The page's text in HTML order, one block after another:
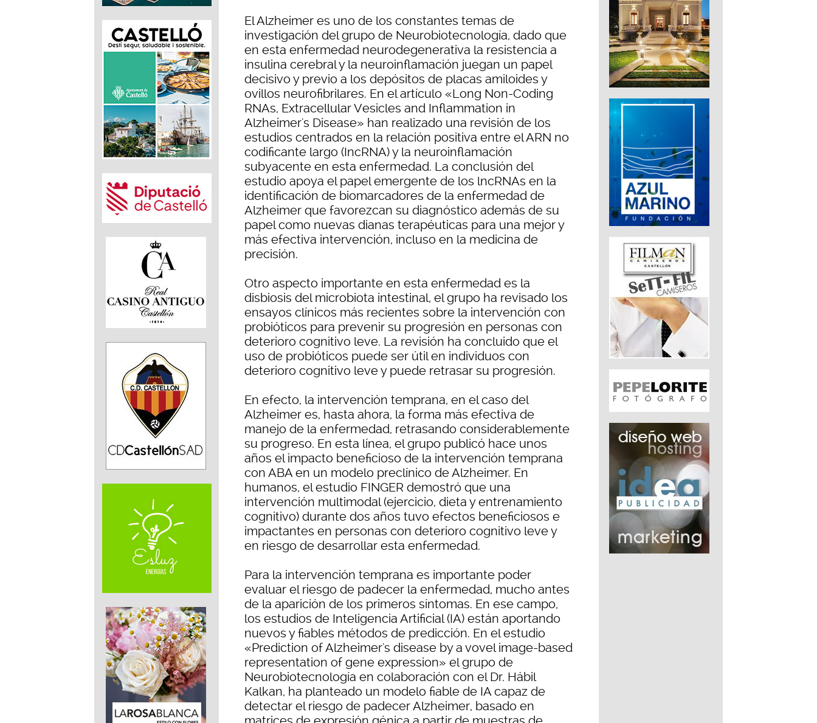
El Alzheimer es uno de los constantes temas de
investigación del grupo de Neurobiotecnología, dado que
en esta enfermedad neurodegenerativa la resistencia a
insulina cerebral y la neuroinflamación juegan un papel
decisivo y previo a los depósitos de placas amiloides y
ovillos neurofibrilares. En el artículo «Long Non-Coding
RNAs, Extracellular Vesicles and Inflammation in
Alzheimer's Disease» han realizado una revisión de los
estudios centrados en la relación positiva entre el ARN no
codificante largo (IncRNA) y la neuroinflamación
subyacente en esta enfermedad. La conclusión del
estudio apoya el papel emergente de los lncRNAs en la
identificación de biomarcadores de la enfermedad de
Alzheimer que favorezcan su diagnóstico además de su
papel como nuevas dianas terapéuticas para una mejor y
más efectiva intervención, incluso en la medicina de
precisión.
Otro aspecto importante en esta enfermedad es la
disbiosis del microbiota intestinal, el grupo ha revisado los
ensayos clínicos más recientes sobre la intervención con
probióticos para prevenir su progresión en personas con
deterioro cognitivo leve. La revisión ha concluido que el
uso de probióticos puede ser útil en individuos con
deterioro cognitivo leve y puede retrasar su progresión.
En efecto, la intervención temprana, en el caso del
Alzheimer es, hasta ahora, la forma más efectiva de
manejo de la enfermedad, retrasando considerablemente
su progreso. En esta línea, el grupo publicó hace unos
años el impacto beneficioso de la intervención temprana
con ABA en un modelo preclínico de Alzheimer. En
humanos, el estudio FINGER demostró que una
intervención multimodal (ejercicio, dieta y entrenamiento
cognitivo) durante dos años tuvo efectos beneficiosos e
impactantes en personas con deterioro cognitivo leve y
en riesgo de desarrollar esta enfermedad.
Para la intervención temprana es importante poder
evaluar el riesgo de padecer la enfermedad, mucho antes
de la aparición de los primeros síntomas. En ese campo,
los estudios de Inteligencia Artificial (IA) están aportando
nuevos y fiables métodos de predicción. En el estudio
«Prediction of Alzheimer's disease by a vovel image-based
representation of gene expression» el grupo de
Neurobiotecnología en colaboración con el Dr. Hábil
Kalkan, ha planteado un modelo fiable de IA capaz de
detectar el riesgo de padecer Alzheimer, basado en